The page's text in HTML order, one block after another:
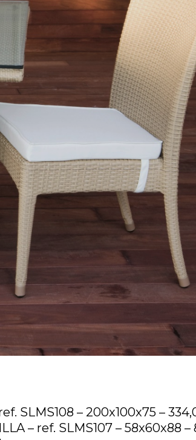
SLMS108 – 200x100x75 –
– ref. SLMS107 – 58x60x88 –